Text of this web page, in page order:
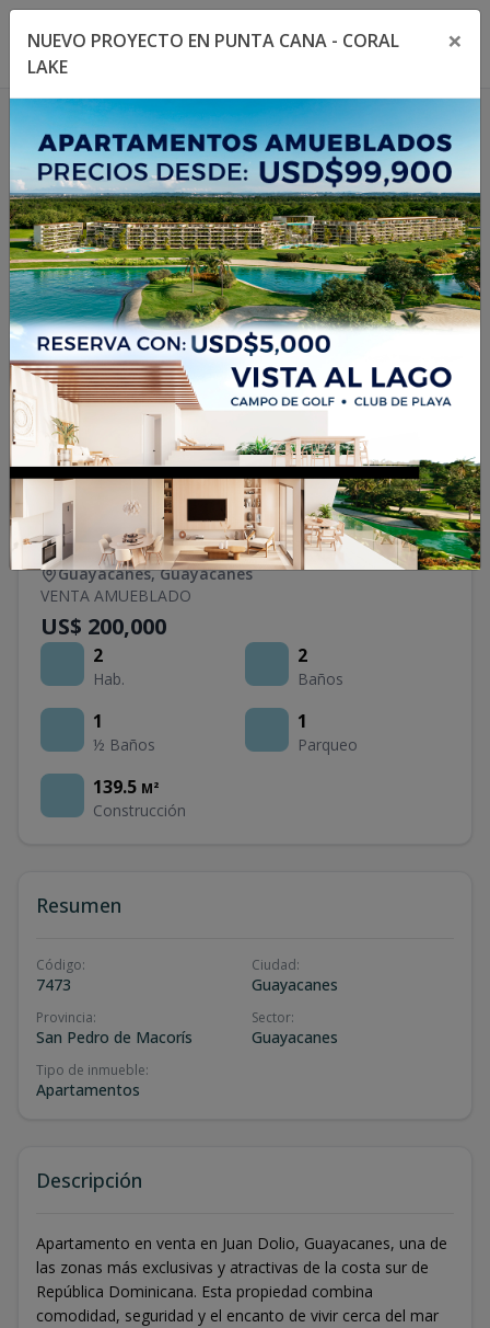
Toggle navigation menu
1/12
Apartamento en venta en los
Guayacanes
Guayacanes,Guayacanes
VENTA AMUEBLADO
US$ 200,000
2
Hab.
2
Baños
1
½ Baños
1
Parqueo
139.5 M²
Construcción
Resumen
Código:
7473
Ciudad:
Guayacanes
Provincia:
San Pedro de Macorís
Sector:
Guayacanes
Tipo de inmueble:
Apartamentos
Descripción
Apartamento en venta en Juan Dolio, Guayacanes, una de
las zonas más exclusivas y atractivas de la costa sur de
República Dominicana. Esta propiedad combina
comodidad, seguridad y el encanto de vivir cerca del mar
NUEVO PROYECTO EN PUNTA CANA - CORAL
LAKE
×